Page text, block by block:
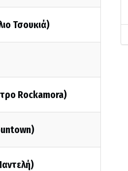
Τσουκιά)
Rockamora)